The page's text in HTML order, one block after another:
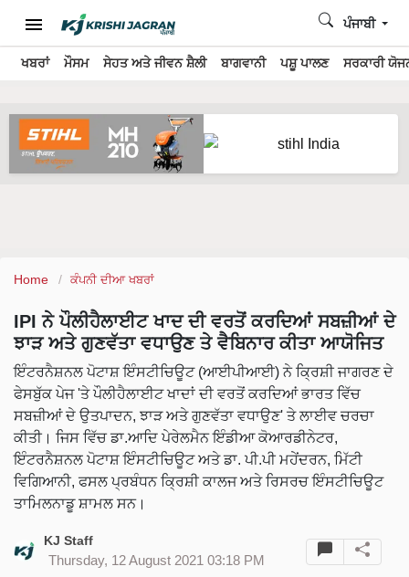
ਖਬਰਾਂ ਮੌਸਮ ਸੇਹਤ ਅਤੇ ਜੀਵਨ ਸ਼ੈਲੀ ਬਾਗਵਾਨੀ ਪਸ਼ੂ ਪਾਲਣ ਸਰਕਾਰੀ
ਪੰਜਾਬੀ
Home ਕੰਪਨੀ ਦੀਆ ਖਬਰਾਂ
IPI ਨੇ ਪੌਲੀਹੈਲਾਈਟ ਖਾਦ ਦੀ ਵਰਤੋਂ ਕਰਦਿਆਂ ਸਬਜ਼ੀਆਂ ਦੇ
ਝਾੜ ਅਤੇ ਗੁਣਵੱਤਾ ਵਧਾਉਣ ਤੇ ਵੈਬਿਨਾਰ ਕੀਤਾ ਆਯੋਜਿਤ
ਇੰਟਰਨੈਸ਼ਨਲ ਪੋਟਾਸ਼ ਇੰਸਟੀਚਿਊਟ (ਆਈਪੀਆਈ) ਨੇ ਕ੍ਰਿਸ਼ੀ ਜਾਗਰਣ ਦੇ
ਫੇਸਬੁੱਕ ਪੇਜ 'ਤੇ ਪੌਲੀਹੈਲਾਈਟ ਖਾਦਾਂ ਦੀ ਵਰਤੋਂ ਕਰਦਿਆਂ ਭਾਰਤ ਵਿੱਚ
ਸਬਜ਼ੀਆਂ ਦੇ ਉਤਪਾਦਨ, ਝਾੜ ਅਤੇ ਗੁਣਵੱਤਾ ਵਧਾਉਣ' ਤੇ ਲਾਈਵ ਚਰਚਾ
ਕੀਤੀ। ਜਿਸ ਵਿੱਚ ਡਾ.ਆਦਿ ਪੇਰੇਲਮੈਨ ਇੰਡੀਆ ਕੋਆਰਡੀਨੇਟਰ,
ਇੰਟਰਨੈਸ਼ਨਲ ਪੋਟਾਸ਼ ਇੰਸਟੀਚਿਊਟ ਅਤੇ ਡਾ. ਪੀ.ਪੀ ਮਹੇਂਦਰਨ, ਮਿੱਟੀ
ਵਿਗਿਆਨੀ, ਫਸਲ ਪ੍ਰਬੰਧਨ ਕ੍ਰਿਸ਼ੀ ਕਾਲਜ ਅਤੇ ਰਿਸਰਚ ਇੰਸਟੀਚਿਊਟ
ਤਾਮਿਲਨਾਡੂ ਸ਼ਾਮਲ ਸਨ।
KJ Staff
Thursday, 12 August 2021 03:18 PM